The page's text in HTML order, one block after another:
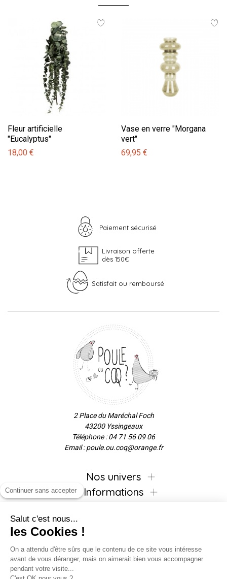
Fleur artificielle
"Eucalyptus"
18,00 €
Vase en verre "Morgana
vert"
69,95 €
Paiement sécurisé
Livraison offerte
dès 150€
Satisfait ou remboursé
2 Place du Maréchal Foch
43200 Yssingeaux
Téléphone : 04 71 56 09 06
Email : poule.ou.coq@orange.fr
Nos univers
Informations
Inscrivez-vous à la newsletter !
Continuer sans accepter
Salut c'est nous...
les Cookies !
On a attendu d'être sûrs que le contenu de ce site vous intéresse
avant de vous déranger, mais on aimerait bien vous accompagner
pendant votre visite...